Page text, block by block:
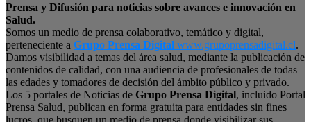
Prensa y Difusión para noticias sobre avances e innovación en
Salud.
Somos un medio de prensa colaborativo, temático y digital,
perteneciente a Grupo Prensa Digital www.grupoprensadigital.cl.
Damos visibilidad a temas del área salud, mediante la publicación de
contenidos de calidad, con una audiencia de profesionales de todas
las edades y tomadores de decisión del ámbito público y privado.
Los 5 portales de Noticias de Grupo Prensa Digital, incluido Portal
Prensa Salud, publican en forma gratuita para entidades sin fines
lucros, que busquen un medio de prensa donde visibilizar sus